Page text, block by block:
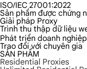
ISO/IEC 27001:2022
Sản phẩm được chứng
Giải pháp Proxy
Trình thu thập dữ liệu
Phát triển doanh
Trao đổi với chuyên gia
SẢN PHẨM
Residential Proxies